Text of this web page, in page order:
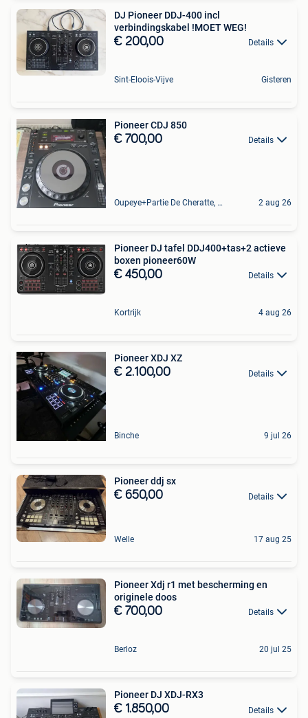
DJ Pioneer DDJ-400 incl
verbindingskabel !MOET WEG!
€ 200,00 Details
Sint-Eloois-Vijve Gisteren
Pioneer CDJ 850
€ 700,00 Details
Oupeye+Partie De Cheratte, Herstal Et Wandre 2 aug 26
Pioneer DJ tafel DDJ400+tas+2 actieve
boxen pioneer60W
€ 450,00 Details
Kortrijk 4 aug 26
Pioneer XDJ XZ
€ 2.100,00 Details
Binche 9 jul 26
Pioneer ddj sx
€ 650,00 Details
Welle 17 aug 25
Pioneer Xdj r1 met bescherming en
originele doos
€ 700,00 Details
Berloz 20 jul 25
Pioneer DJ XDJ-RX3
€ 1.850,00 Details